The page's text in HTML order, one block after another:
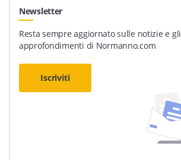
Newsletter
Resta sempre aggiornato sulle notizie e gli
approfondimenti di Normanno.com
Iscriviti